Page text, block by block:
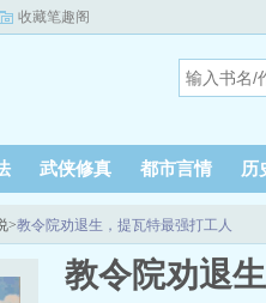
收藏笔趣阁
武侠修真 都市言情 历
>教令院劝退生，提瓦特最强打工人
教令院劝退